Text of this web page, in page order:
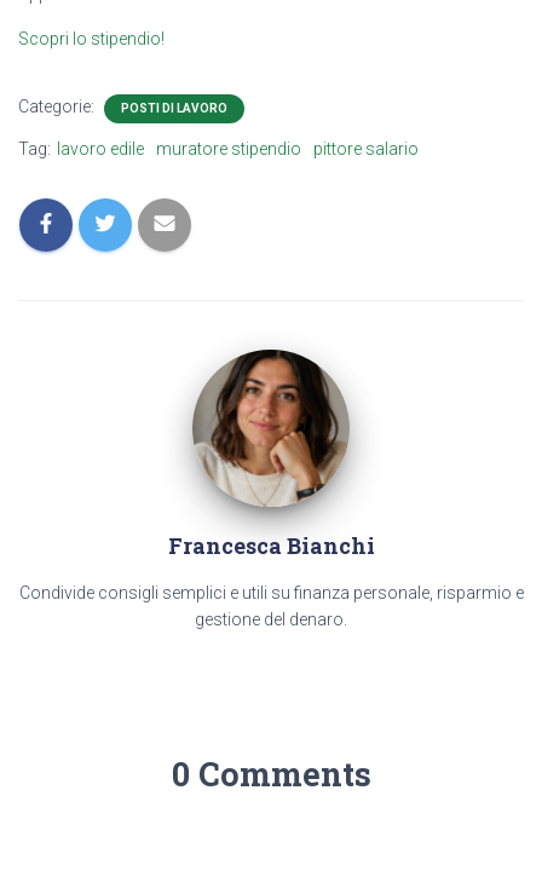
Scopri lo stipendio!
Categorie: POSTI DI LAVORO
Tag: lavoro edile muratore stipendio pittore salario
Francesca Bianchi
Condivide consigli semplici e utili su finanza personale, risparmio e
gestione del denaro.
0 Comments